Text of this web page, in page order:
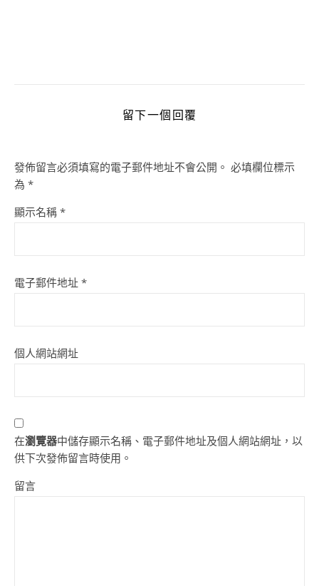
留下一個回覆
發佈留言必須填寫的電子郵件地址不會公開。 必填欄位標示
為 *
顯示名稱 *
電子郵件地址 *
個人網站網址
在瀏覽器中儲存顯示名稱、電子郵件地址及個人網站網址，以
供下次發佈留言時使用。
留言